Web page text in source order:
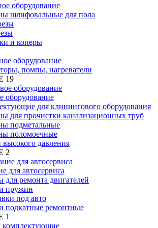
оборудование
шлифовальные для пола
и коперы
оборудование
помпы, нагреватели
19
оборудование
для клинингового оборудования
для прочистки канализационных труб
подметальные
поломоечные
давления
2
для автосервиса
для ремонта двигателей
пружин
под авто
подкатные ремонтные
1